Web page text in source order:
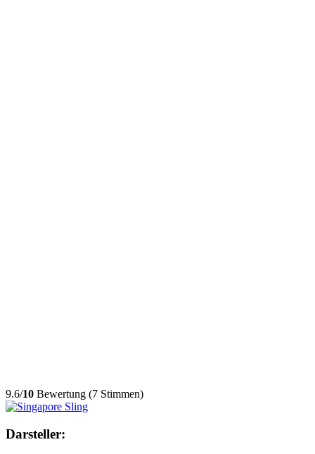
9.6/10 Bewertung (7 Stimmen)
Darsteller: